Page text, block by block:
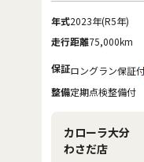
年式2023年(R5年)
走行距離75,000km
保証ロングラン保証
整備定期点検整備付
カローラ大分
わさだ店